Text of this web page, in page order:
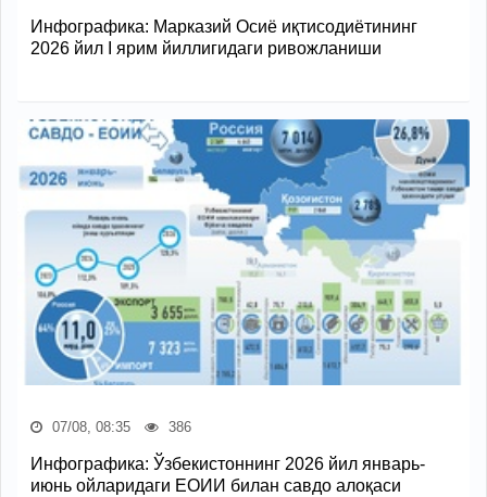
Инфографика: Марказий Осиё иқтисодиётининг
2026 йил I ярим йиллигидаги ривожланиши
07/08, 08:35 386
Инфографика: Ўзбекистоннинг 2026 йил январь-
июнь ойларидаги ЕОИИ билан савдо алоқаси